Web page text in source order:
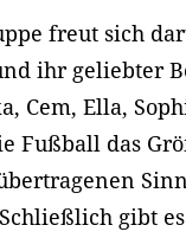
freut sich
ihr geliebter
Cem, Ella,
Fußball das
gibt